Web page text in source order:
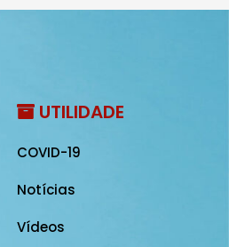
UTILIDADE
COVID-19
Notícias
Vídeos